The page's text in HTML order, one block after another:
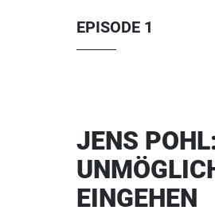
EPISODE 1
JENS
EINGEHEN